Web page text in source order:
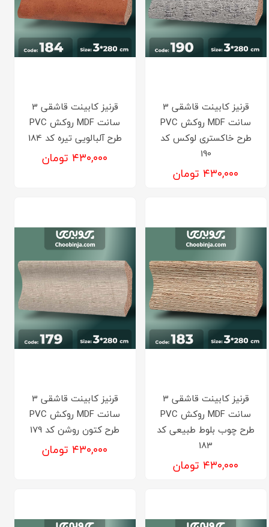
قرنیز کابینت قاشقی 3
سانت MDF روکش PVC
طرح خاکستری لوکس کد
190
۴۳۰,۰۰۰ تومان
قرنیز کابینت قاشقی 3
سانت MDF روکش PVC
طرح آلبالویی تیره کد 184
۴۳۰,۰۰۰ تومان
قرنیز کابینت قاشقی 3
سانت MDF روکش PVC
طرح چوب بلوط طبیعی کد
183
۴۳۰,۰۰۰ تومان
قرنیز کابینت قاشقی 3
سانت MDF روکش PVC
طرح کتون روشن کد 179
۴۳۰,۰۰۰ تومان